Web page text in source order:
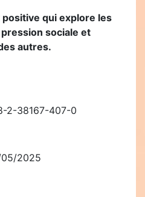
qui explore les
sociale et
autres.
2-38167-407-0
2025